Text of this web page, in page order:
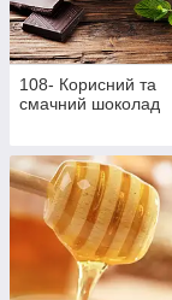
108- Корисний та
смачний шоколад